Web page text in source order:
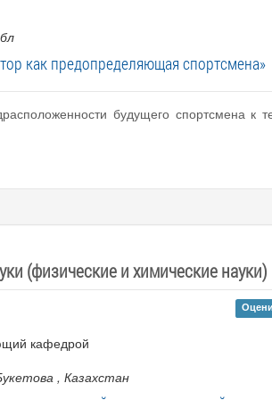
как предопределяющая спортсмена»
будущего спортсмена
(физические и химические науки)
кафедрой
, Казахстан